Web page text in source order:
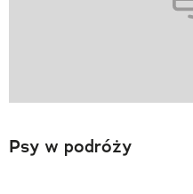
Psy w podróży